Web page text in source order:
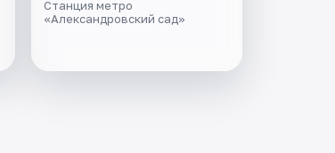
Станция метро
«Александровский сад»